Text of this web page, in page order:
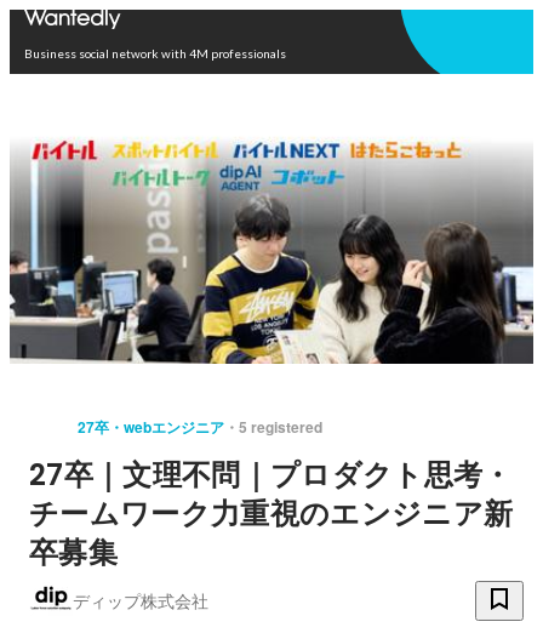
Business social network with 4M professionals
27卒・webエンジニア 5 registered
27卒｜文理不問｜プロダクト思考・
チームワーク力重視のエンジニア新
卒募集
ディップ株式会社